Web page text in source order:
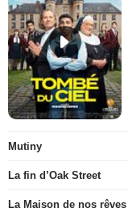
Mutiny
La fin d’Oak Street
La Maison de nos rêves